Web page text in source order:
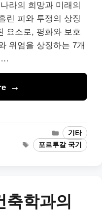
라의 희망과 미래의
린 피와 투쟁의 상징
요소로, 평화와 보호
위엄을 상징하는 7개
…
Categories
기타
Tags포르투갈 국기
축학과의